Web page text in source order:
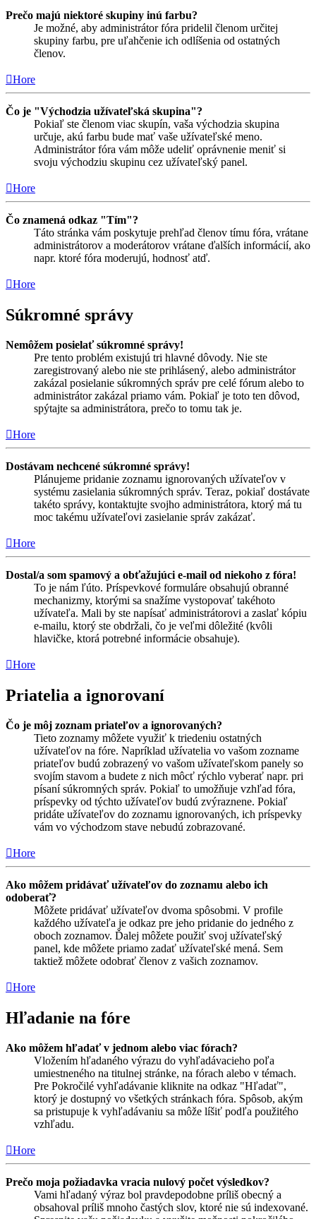
Prečo majú niektoré skupiny inú farbu?
Je možné, aby administrátor fóra pridelil členom určitej
skupiny farbu, pre uľahčenie ich odlíšenia od ostatných
členov.
Hore
Čo je "Východzia užívateľská skupina"?
Pokiaľ ste členom viac skupín, vaša východzia skupina
určuje, akú farbu bude mať vaše užívateľské meno.
Administrátor fóra vám môže udeliť oprávnenie meniť si
svoju východziu skupinu cez užívateľský panel.
Hore
Čo znamená odkaz "Tím"?
Táto stránka vám poskytuje prehľad členov tímu fóra, vrátane
administrátorov a moderátorov vrátane ďalších informácií, ako
napr. ktoré fóra moderujú, hodnosť atď.
Hore
Súkromné správy
Nemôžem posielať súkromné správy!
Pre tento problém existujú tri hlavné dôvody. Nie ste
zaregistrovaný alebo nie ste prihlásený, alebo administrátor
zakázal posielanie súkromných správ pre celé fórum alebo to
administrátor zakázal priamo vám. Pokiaľ je toto ten dôvod,
spýtajte sa administrátora, prečo to tomu tak je.
Hore
Dostávam nechcené súkromné správy!
Plánujeme pridanie zoznamu ignorovaných užívateľov v
systému zasielania súkromných správ. Teraz, pokiaľ dostávate
takéto správy, kontaktujte svojho administrátora, ktorý má tu
moc takému užívateľovi zasielanie správ zakázať.
Hore
Dostal/a som spamový a obťažujúci e-mail od niekoho z fóra!
To je nám ľúto. Príspevkové formuláre obsahujú obranné
mechanizmy, ktorými sa snažíme vystopovať takéhoto
užívateľa. Mali by ste napísať administrátorovi a zaslať kópiu
e-mailu, ktorý ste obdržali, čo je veľmi dôležité (kvôli
hlavičke, ktorá potrebné informácie obsahuje).
Hore
Priatelia a ignorovaní
Čo je môj zoznam priateľov a ignorovaných?
Tieto zoznamy môžete využiť k triedeniu ostatných
užívateľov na fóre. Napríklad užívatelia vo vašom zozname
priateľov budú zobrazený vo vašom užívateľskom panely so
svojím stavom a budete z nich môcť rýchlo vyberať napr. pri
písaní súkromných správ. Pokiaľ to umožňuje vzhľad fóra,
príspevky od týchto užívateľov budú zvýraznene. Pokiaľ
pridáte užívateľov do zoznamu ignorovaných, ich príspevky
vám vo východzom stave nebudú zobrazované.
Hore
Ako môžem pridávať užívateľov do zoznamu alebo ich
odoberať?
Môžete pridávať užívateľov dvoma spôsobmi. V profile
každého užívateľa je odkaz pre jeho pridanie do jedného z
oboch zoznamov. Ďalej môžete použiť svoj užívateľský
panel, kde môžete priamo zadať užívateľské mená. Sem
taktiež môžete odobrať členov z vašich zoznamov.
Hore
Hľadanie na fóre
Ako môžem hľadať v jednom alebo viac fórach?
Vložením hľadaného výrazu do vyhľadávacieho poľa
umiestneného na titulnej stránke, na fórach alebo v témach.
Pre Pokročilé vyhľadávanie kliknite na odkaz "Hľadať",
ktorý je dostupný vo všetkých stránkach fóra. Spôsob, akým
sa pristupuje k vyhľadávaniu sa môže líšiť podľa použitého
vzhľadu.
Hore
Prečo moja požiadavka vracia nulový počet výsledkov?
Vami hľadaný výraz bol pravdepodobne príliš obecný a
obsahoval príliš mnoho častých slov, ktoré nie sú indexované.